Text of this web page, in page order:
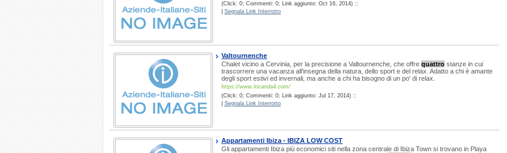
(Click: 0; Commenti: 0; Link aggiunto: Oct 16, 2014) ::
Segnala Link Interrotto
Valtournenche
Chalet vicino a Cervinia, per la precisione a Valtournenche, che offre quattro stanze in cui
trascorrere una vacanza all'insegna della natura, dello sport e del relax. Adatto a chi è amante
degli sport estivi ed invernali, ma anche a chi ha bisogno di un po' di relax.
https://www.locanda4.com/
(Click: 0; Commenti: 0; Link aggiunto: Jul 17, 2014) ::
Segnala Link Interrotto
Appartamenti Ibiza - IBIZA LOW COST
Gli appartamenti Ibiza più economici siti nella zona centrale di Ibiza Town si trovano in Playa